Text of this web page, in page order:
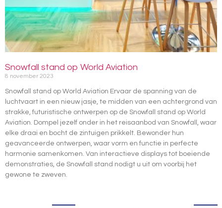
Snowfall stand op World Aviation
8 november 2023
Snowfall stand op World Aviation Ervaar de spanning van de
luchtvaart in een nieuw jasje, te midden van een achtergrond van
strakke, futuristische ontwerpen op de Snowfall stand op World
Aviation. Dompel jezelf onder in het reisaanbod van Snowfall, waar
elke draai en bocht de zintuigen prikkelt. Bewonder hun
geavanceerde ontwerpen, waar vorm en functie in perfecte
harmonie samenkomen. Van interactieve displays tot boeiende
demonstraties, de Snowfall stand nodigt u uit om voorbij het
gewone te zweven.